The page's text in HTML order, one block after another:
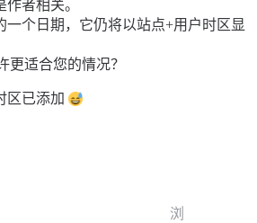
者相关。
一个日期，它仍将以站点+用户时区显
更适合您的情况？
区已添加
浏